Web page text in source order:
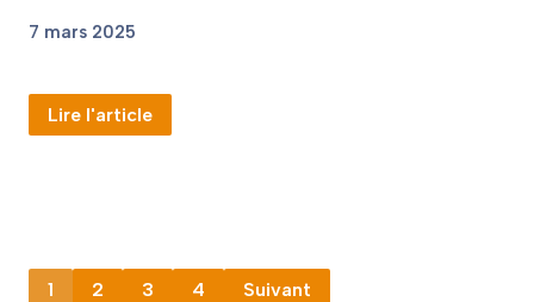
7 mars 2025
Lire l'article
1 2 3 4 Suivant